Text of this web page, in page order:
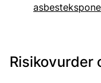
Risikovurder